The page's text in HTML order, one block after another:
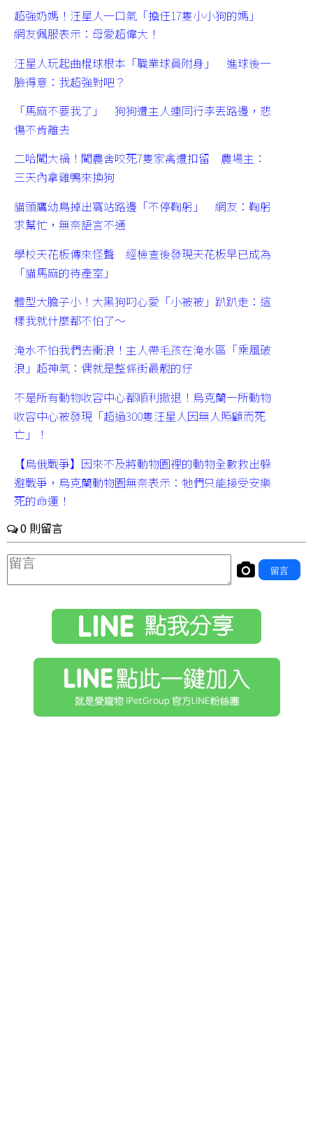
超強奶媽！汪星人一口氣「擔任17隻小小狗的媽」
網友佩服表示：母愛超偉大！
汪星人玩起曲棍球根本「職業球員附身」 進球後一
臉得意：我超強對吧？
「馬麻不要我了」 狗狗遭主人連同行李丟路邊，悲
傷不肯離去
二哈闖大禍！闖農舍咬死7隻家禽遭扣留 農場主：
三天內拿雞鴨來換狗
貓頭鷹幼鳥掉出窩站路邊「不停鞠躬」 網友：鞠躬
求幫忙，無奈語言不通
學校天花板傳來怪聲 經檢查後發現天花板早已成為
「貓馬麻的待產室」
體型大膽子小！大黑狗叼心愛「小被被」趴趴走：這
樣我就什麼都不怕了～
淹水不怕我們去衝浪！主人帶毛孩在淹水區「乘風破
浪」超神氣：偶就是整條街最靚的仔
不是所有動物收容中心都順利撤退！烏克蘭一所動物
收容中心被發現「超過300隻汪星人因無人照顧而死
亡」！
【烏俄戰爭】因來不及將動物園裡的動物全數救出躲
避戰爭，烏克蘭動物園無奈表示：牠們只能接受安樂
死的命運！